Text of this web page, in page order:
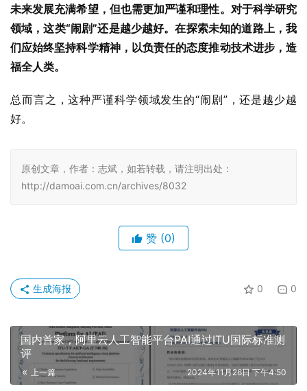
未来发展充满希望，但也需更加严谨和理性。对于科学研究
领域，这类“闹剧”还是越少越好。在探索未知的道路上，我
们应始终坚持科学精神，以负责任的态度推动技术进步，造
福全人类。
总而言之，这种严谨科学领域发生的“闹剧”，还是越少越
好。
原创文章，作者：志斌，如若转载，请注明出处：
http://damoai.com.cn/archives/8032
赞 (0)
0 0
生成海报
国内首家，阿里云人工智能平台PAI通过ITU国际标准测
评
上一篇 2024年11月26日 下午4:50